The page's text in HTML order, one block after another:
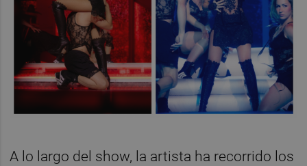
A lo largo del show, la artista ha recorrido los